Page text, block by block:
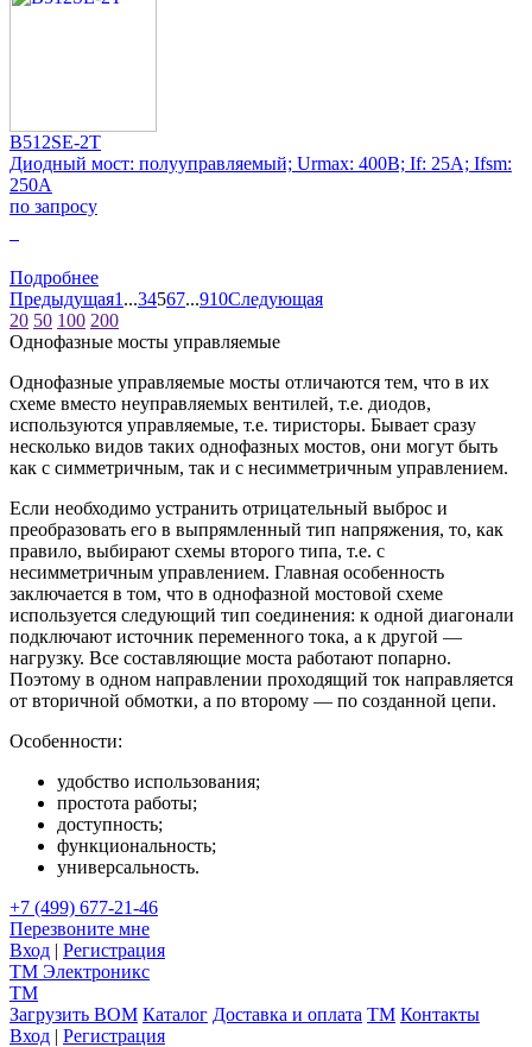
B512SE-2T
Диодный мост: полууправляемый; Urmax: 400В; If: 25А; Ifsm:
250А
по запросу
Подробнее
Предыдущая1 ...34567...910Следующая
20 50 100 200
Однофазные мосты управляемые
Однофазные управляемые мосты отличаются тем, что в их
схеме вместо неуправляемых вентилей, т.е. диодов,
используются управляемые, т.е. тиристоры. Бывает сразу
несколько видов таких однофазных мостов, они могут быть
как с симметричным, так и с несимметричным управлением.
Если необходимо устранить отрицательный выброс и
преобразовать его в выпрямленный тип напряжения, то, как
правило, выбирают схемы второго типа, т.е. с
несимметричным управлением. Главная особенность
заключается в том, что в однофазной мостовой схеме
используется следующий тип соединения: к одной диагонали
подключают источник переменного тока, а к другой —
нагрузку. Все составляющие моста работают попарно.
Поэтому в одном направлении проходящий ток направляется
от вторичной обмотки, а по второму — по созданной цепи.
Особенности:
удобство использования;
простота работы;
доступность;
функциональность;
универсальность.
+7 (499) 677-21-46
Перезвоните мне
Вход | Регистрация
TM Электроникс
TM
Загрузить BOM Каталог Доставка и оплата TM Контакты
Вход | Регистрация